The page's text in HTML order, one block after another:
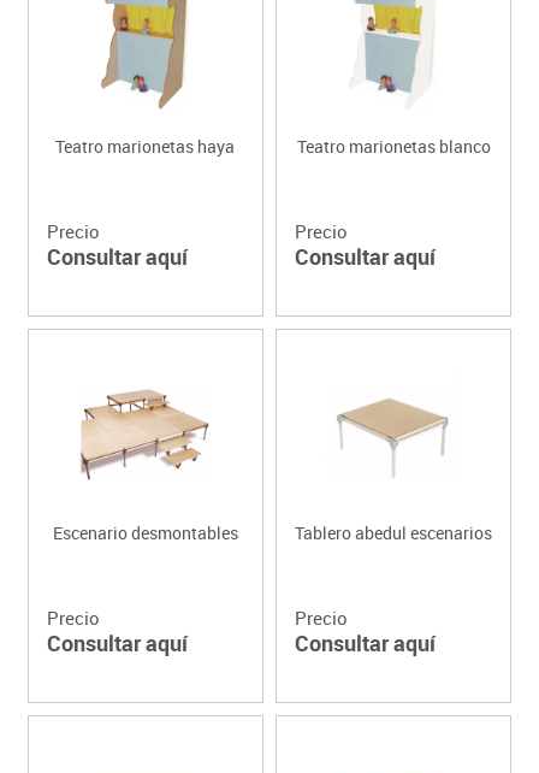
Teatro marionetas haya
Precio
Consultar aquí
Teatro marionetas blanco
Precio
Consultar aquí
Escenario desmontables
Precio
Consultar aquí
Tablero abedul escenarios
Precio
Consultar aquí